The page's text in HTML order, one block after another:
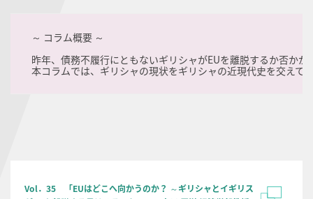
～ コラム概要 ～
昨年、債務不履行にともないギリシャがEUを離脱するか否か
本コラムでは、ギリシャの現状をギリシャの近現代史を交えて
Vol．35 「EUはどこへ向かうのか？ ～ギリシャとイギリス